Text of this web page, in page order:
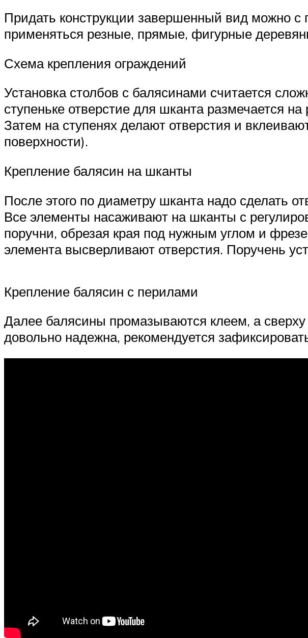
Придать конструкции завершенный вид можно
применяться резные, прямые, фигурные
Схема крепления ограждений
Установка столбов с балясинами считается
ступеньке отверстие для шканта размечается
Затем на ступенях делают отверстия и
поверхности).
Крепление балясин на шканты
После этого по диаметру шканта надо сделать
Все элементы насаживают на шканты с
поручни, обрезая края под нужным углом и
элемента высверливают отверстия. Поручень
Крепление балясин с перилами
Далее балясины промазываются клеем, а
довольно надежна, рекомендуется